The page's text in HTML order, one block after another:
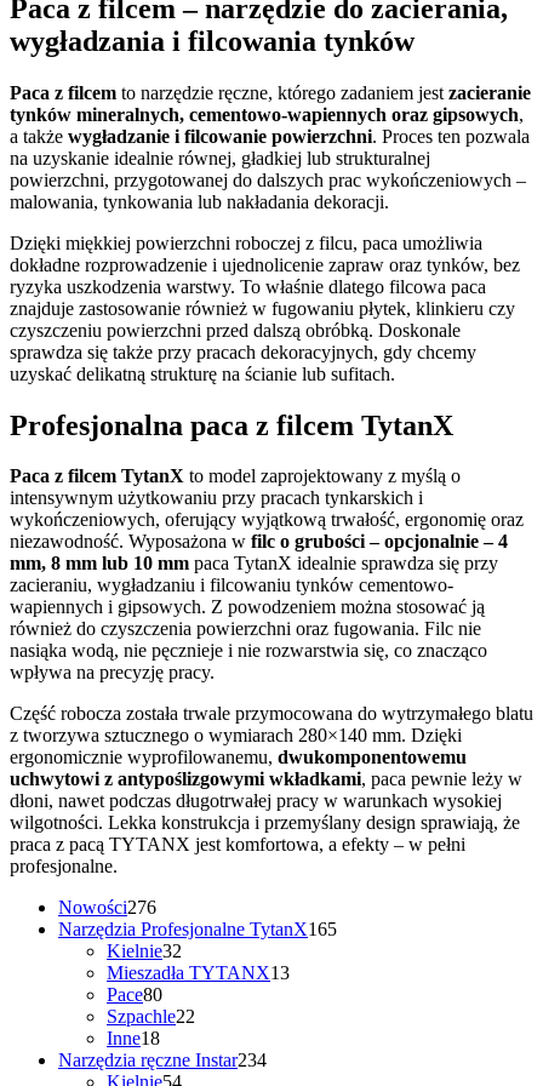
Paca z filcem – narzędzie do zacierania,
wygładzania i filcowania tynków
Paca z filcem to narzędzie ręczne, którego zadaniem jest zacieranie
tynków mineralnych, cementowo-wapiennych oraz gipsowych,
a także wygładzanie i filcowanie powierzchni. Proces ten pozwala
na uzyskanie idealnie równej, gładkiej lub strukturalnej
powierzchni, przygotowanej do dalszych prac wykończeniowych –
malowania, tynkowania lub nakładania dekoracji.
Dzięki miękkiej powierzchni roboczej z filcu, paca umożliwia
dokładne rozprowadzenie i ujednolicenie zapraw oraz tynków, bez
ryzyka uszkodzenia warstwy. To właśnie dlatego filcowa paca
znajduje zastosowanie również w fugowaniu płytek, klinkieru czy
czyszczeniu powierzchni przed dalszą obróbką. Doskonale
sprawdza się także przy pracach dekoracyjnych, gdy chcemy
uzyskać delikatną strukturę na ścianie lub sufitach.
Profesjonalna paca z filcem TytanX
Paca z filcem TytanX to model zaprojektowany z myślą o
intensywnym użytkowaniu przy pracach tynkarskich i
wykończeniowych, oferujący wyjątkową trwałość, ergonomię oraz
niezawodność. Wyposażona w filc o grubości – opcjonalnie – 4
mm, 8 mm lub 10 mm paca TytanX idealnie sprawdza się przy
zacieraniu, wygładzaniu i filcowaniu tynków cementowo-
wapiennych i gipsowych. Z powodzeniem można stosować ją
również do czyszczenia powierzchni oraz fugowania. Filc nie
nasiąka wodą, nie pęcznieje i nie rozwarstwia się, co znacząco
wpływa na precyzję pracy.
Część robocza została trwale przymocowana do wytrzymałego blatu
z tworzywa sztucznego o wymiarach 280×140 mm. Dzięki
ergonomicznie wyprofilowanemu, dwukomponentowemu
uchwytowi z antypoślizgowymi wkładkami, paca pewnie leży w
dłoni, nawet podczas długotrwałej pracy w warunkach wysokiej
wilgotności. Lekka konstrukcja i przemyślany design sprawiają, że
praca z pacą TYTANX jest komfortowa, a efekty – w pełni
profesjonalne.
Nowości276276
produktów
Narzędzia Profesjonalne TytanX165165
Kielnie32
produkty
Mieszadła TYTANX1313
Pace8080
produktów
Szpachle22
Inne1818
produktów
Narzędzia ręczne Instar234234
54